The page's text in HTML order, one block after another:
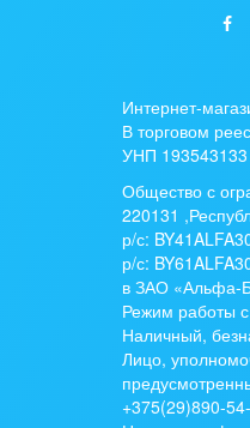
Интернет-
В торговом
УНП 193543133
Общество с
220131
р/с:
р/с:
в ЗАО «Альфа-
Режим работы
Наличный,
Лицо,
+375(29)890-